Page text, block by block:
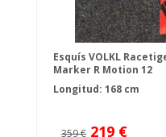
Esquís VOLKL
Marker R Motion 12
Longitud: 168 cm
359 € 219 €